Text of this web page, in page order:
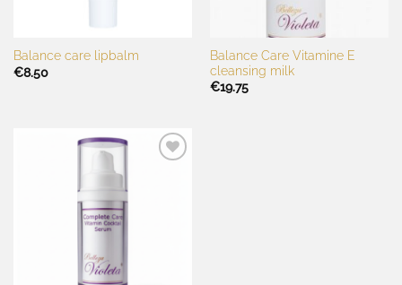
Balance care lipbalm
€8.50
Balance Care Vitamine E
cleansing milk
€19.75